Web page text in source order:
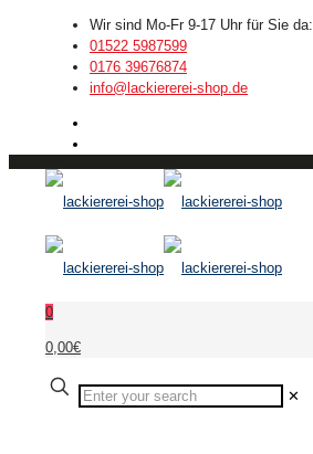
Wir sind Mo-Fr 9-17 Uhr für Sie da:
01522 5987599
0176 39676874
info@lackiererei-shop.de
0
0,00€
✕